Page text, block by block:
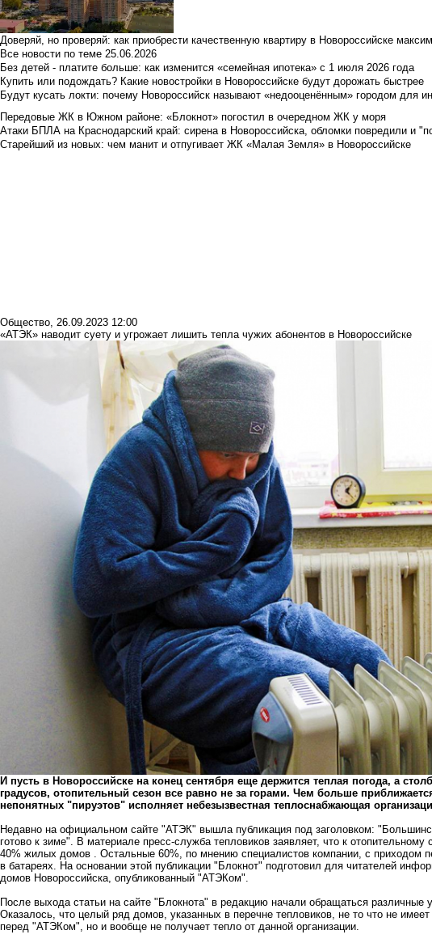
Доверяй, но проверяй: как приобрести качественную квартиру в Новороссийске
Все новости по теме 25.06.2026
Без детей - платите больше: как изменится «семейная ипотека» с 1 июля 2026 года
Купить или подождать? Какие новостройки в Новороссийске будут дорожать быстрее
Будут кусать локти: почему Новороссийск называют «недооценённым» городом для
Передовые ЖК в Южном районе: «Блокнот» погостил в очередном ЖК у моря
Атаки БПЛА на Краснодарский край: сирена в Новороссийска, обломки повредили и
Старейший из новых: чем манит и отпугивает ЖК «Малая Земля» в Новороссийске
Общество, 26.09.2023 12:00
«АТЭК» наводит суету и угрожает лишить тепла чужих абонентов в Новороссийске
И пусть в Новороссийске на конец сентября еще держится теплая погода, а
градусов, отопительный сезон все равно не за горами. Чем больше
непонятных "пируэтов" исполняет небезызвестная теплоснабжающая
Недавно на официальном сайте "АТЭК" вышла публикация под заголовком:
готово к зиме". В материале пресс-служба тепловиков заявляет, что к отопительному
40% жилых домов . Остальные 60%, по мнению специалистов компании, с приходом
в батареях. На основании этой публикации "Блокнот" подготовил для читателей
домов Новороссийска, опубликованный "АТЭКом".
После выхода статьи на сайте "Блокнота" в редакцию начали обращаться различные
Оказалось, что целый ряд домов, указанных в перечне тепловиков, не то что не
перед "АТЭКом", но и вообще не получает тепло от данной организации.